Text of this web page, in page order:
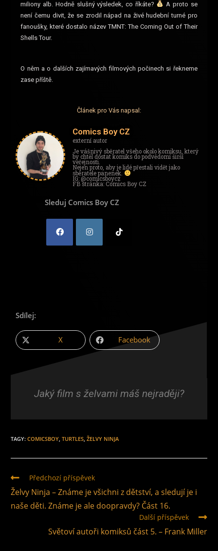
miliony alb. Hodně slušný výsledek, co říkáte?
A proto se
není čemu divit, že se zrodil nápad na živé hudební turné pro
fanoušky, které dostalo název TMNT: The Coming Out of Their
Shells Tour.
O něm a o dalších zajímavých filmových počinech si řekneme
zase příště.
Článek pro Vás napsal:
Comics Boy CZ
externí autor
Je vášnivý sběratel všeho okolo komiksu, který
by chtěl dostat komiks do podvědomí širší
veřejnosti.
Nejen proto, aby je lidé přestali vidět jako
sběratele panenek.
IG: @comicsboycz
FB stránka: Comics Boy CZ
Sleduj Comics Boy CZ
Sdílej:
X Facebook
Jaký film s želvami máš nejraději?
TAGY:COMICSBOY TURTLES ŽELVY NINJA
Předchozí příspěvek
Želvy Ninja – Známe je všichni z dětství, a sledují je i
naše děti. Známe je ale doopravdy? Část 16.
Další příspěvek
Světoví autoři komiksů část 5. – Frank Miller